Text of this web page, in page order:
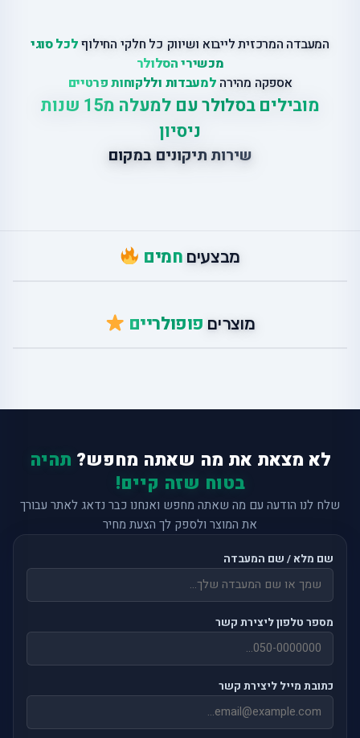
המעבדה המרכזית לייבוא ושיווק כל חלקי החילוףלכל סוגי
מכשירי הסלולר
אספקה מהירה למעבדות וללקוחות פרטיים
מובילים בסלולר עם למעלה מ15 שנות
ניסיון
שירות תיקונים במקום
מבצעים חמים
מוצרים פופולריים
לא מצאת את מה שאתה מחפש? תהיה
בטוח שזה קיים!
שלח לנו הודעה עם מה שאתה מחפש ואנחנו כבר נדאג לאתר עבורך
את המוצר ולספק לך הצעת מחיר
שם מלא / שם המעבדה
מספר טלפון ליצירת קשר
כתובת מייל ליצירת קשר